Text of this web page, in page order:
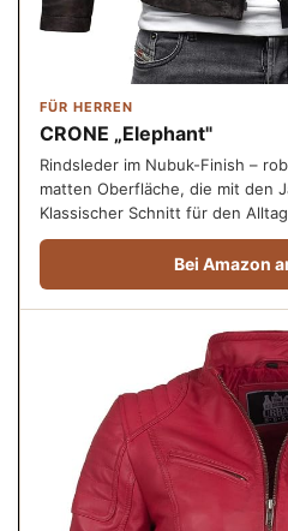
FÜR HERREN
CRONE „Elephant"
Rindsleder im Nubuk-Finish –
matten Oberfläche, die mit den
Klassischer Schnitt für den
Bei Amazon